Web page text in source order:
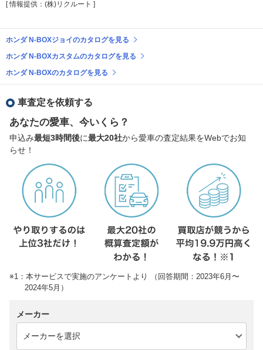
[ 情報提供：(株)リクルート ]
ホンダ N-BOXジョイのカタログを見る
ホンダ N-BOXカスタムのカタログを見る
ホンダ N-BOXのカタログを見る
車査定を依頼する
あなたの愛車、今いくら？
申込み最短3時間後に最大20社から愛車の査定結果をWebでお知
らせ！
※1：本サービスで実施のアンケートより （回答期間：2023年6月〜
2024年5月）
メーカー